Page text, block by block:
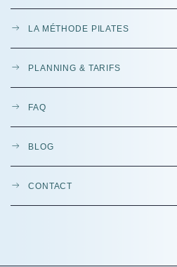
LA MÉTHODE PILATES
PLANNING & TARIFS
FAQ
BLOG
CONTACT